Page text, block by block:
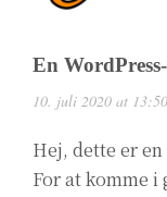
En
10. juli 2020 at 13:50
Hej, dette er
For at komme i